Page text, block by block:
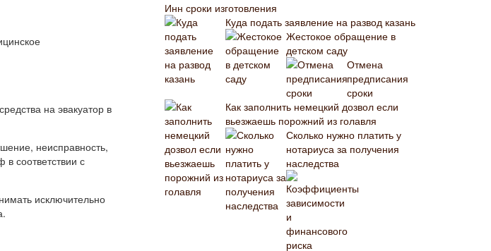
на эвакуатор в
неисправность,
соответствии с
исключительно
Инн сроки изготовления
Куда подать заявление на развод казань
Жестокое обращение в
детском саду
Отмена
предписания
сроки
Как заполнить немецкий дозвол если
вьезжаешь порожний из голавля
Сколько нужно платить у
нотариуса за получения
наследства